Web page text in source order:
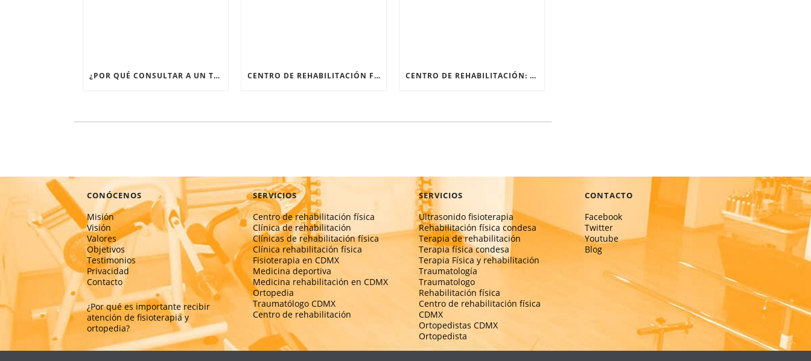
¿POR QUÉ CONSULTAR A UN TRAUMATÓLOGO EN CDMX CUANDO TENGO DOLOR ARTICULAR PERSISTENTE? CENTRO DE REHABILITACIÓN FÍSICA: RECUPERARSE DESPUÉS DE UNA FRACTURA CENTRO DE REHABILITACIÓN: ¿QUÉ PASA EN SU PRIMERA SESIÓN?
CONÓCENOS
Misión
Visión
Valores
Objetivos
Testimonios
Privacidad
Contacto
¿Por qué es importante recibir
atención de fisioterapia y
ortopedia?
SERVICIOS
Centro de rehabilitación física
Clínica de rehabilitación
Clínicas de rehabilitación física
Clínica rehabilitación física
Fisioterapia en CDMX
Medicina deportiva
Medicina rehabilitación en CDMX
Ortopedia
Traumatólogo CDMX
Centro de rehabilitación
SERVICIOS
Ultrasonido fisioterapia
Rehabilitación física condesa
Terapia de rehabilitación
Terapia física condesa
Terapia Física y rehabilitación
Traumatología
Traumatologo
Rehabilitación física
Centro de rehabilitación física
CDMX
Ortopedistas CDMX
Ortopedista
CONTACTO
Facebook
Twitter
Youtube
Blog